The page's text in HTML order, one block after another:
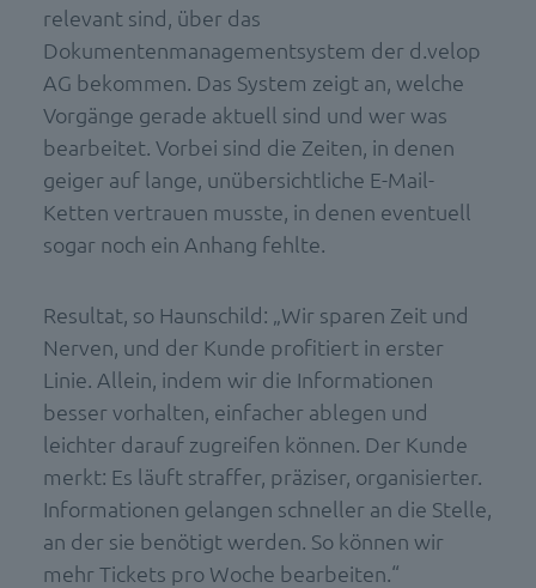
relevant sind, über das
Dokumentenmanagementsystem der d.velop
AG bekommen. Das System zeigt an, welche
Vorgänge gerade aktuell sind und wer was
bearbeitet. Vorbei sind die Zeiten, in denen
geiger auf lange, unübersichtliche E-Mail-
Ketten vertrauen musste, in denen eventuell
sogar noch ein Anhang fehlte.
Resultat, so Haunschild: „Wir sparen Zeit und
Nerven, und der Kunde profitiert in erster
Linie. Allein, indem wir die Informationen
besser vorhalten, einfacher ablegen und
leichter darauf zugreifen können. Der Kunde
merkt: Es läuft straffer, präziser, organisierter.
Informationen gelangen schneller an die Stelle,
an der sie benötigt werden. So können wir
mehr Tickets pro Woche bearbeiten.“